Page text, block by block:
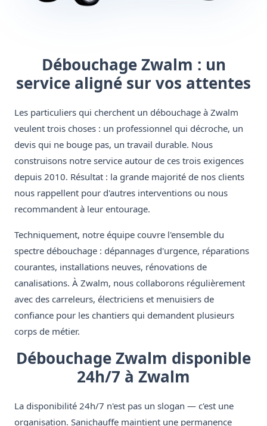
Débouchage Zwalm : un
service aligné sur vos attentes
Les particuliers qui cherchent un débouchage à Zwalm
veulent trois choses : un professionnel qui décroche, un
devis qui ne bouge pas, un travail durable. Nous
construisons notre service autour de ces trois exigences
depuis 2010. Résultat : la grande majorité de nos clients
nous rappellent pour d'autres interventions ou nous
recommandent à leur entourage.
Techniquement, notre équipe couvre l'ensemble du
spectre débouchage : dépannages d'urgence, réparations
courantes, installations neuves, rénovations de
canalisations. À Zwalm, nous collaborons régulièrement
avec des carreleurs, électriciens et menuisiers de
confiance pour les chantiers qui demandent plusieurs
corps de métier.
Débouchage Zwalm disponible
24h/7 à Zwalm
La disponibilité 24h/7 n'est pas un slogan — c'est une
organisation. Sanichauffe maintient une permanence